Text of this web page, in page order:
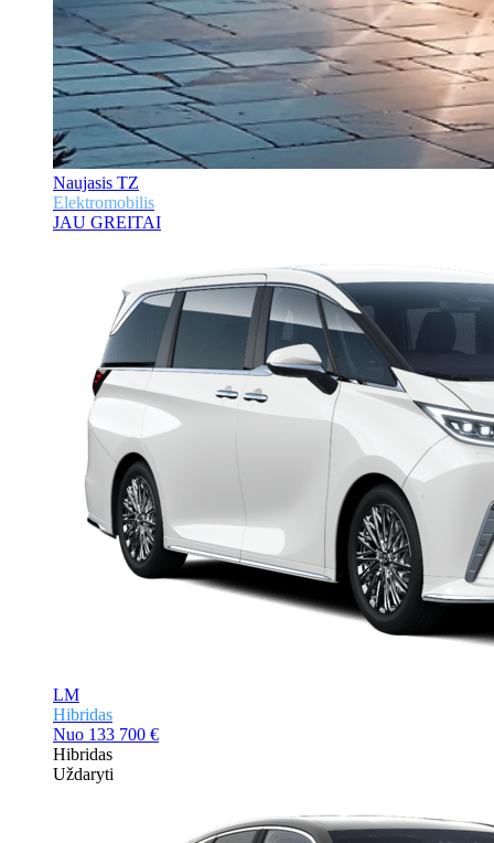
Naujasis TZ
Elektromobilis
JAU GREITAI
LM
Hibridas
Nuo 133 700 €
Hibridas
Uždaryti